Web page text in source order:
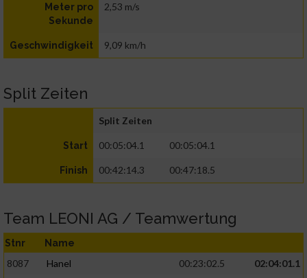
Meter pro
Sekunde
2,53 m/s
Geschwindigkeit 9,09 km/h
Split Zeiten
Split Zeiten
Start 00:05:04.1 00:05:04.1
Finish 00:42:14.3 00:47:18.5
Team LEONI AG / Teamwertung
Stnr Name
8087 Hanel 00:23:02.5
02:04:01.1